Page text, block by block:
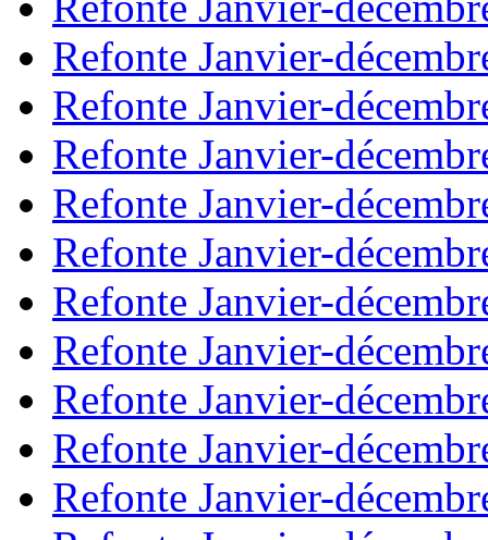
Refonte Janvier-
Refonte Janvier-
Refonte Janvier-
Refonte Janvier-
Refonte Janvier-
Refonte Janvier-
Refonte Janvier-
Refonte Janvier-
Refonte Janvier-
Refonte Janvier-